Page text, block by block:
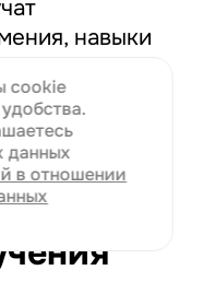
навыки
и методы
cookie
данных
в отношении